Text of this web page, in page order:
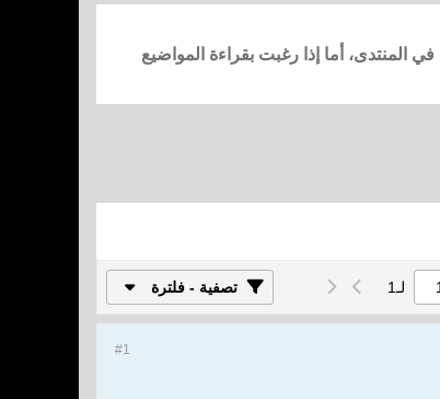
المنتدى، أما إذا رغبت بقراءة المواضيع
لـ1 تصفية - فلترة
#1